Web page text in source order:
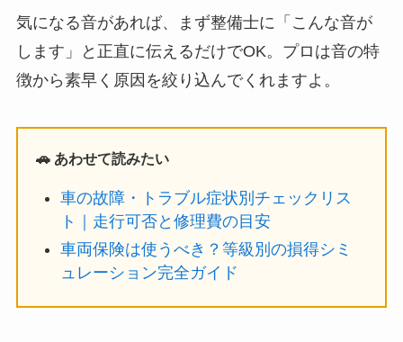
気になる音があれば、まず整備士に「こんな音が
します」と正直に伝えるだけでOK。プロは音の特
徴から素早く原因を絞り込んでくれますよ。
🚗 あわせて読みたい
車の故障・トラブル症状別チェックリス
ト｜走行可否と修理費の目安
車両保険は使うべき？等級別の損得シミ
ュレーション完全ガイド